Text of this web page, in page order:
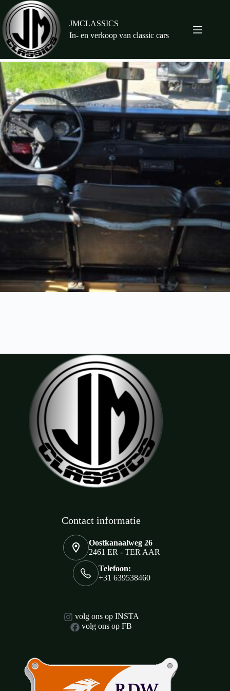
naar
de
inhoud
JMCLASSICS
In- en verkoop van classic cars
Contact informatie
Oostkanaalweg 26
2461 ER - TER AAR
Telefoon:
+31 639538460
volg ons op INSTA
volg ons op FB